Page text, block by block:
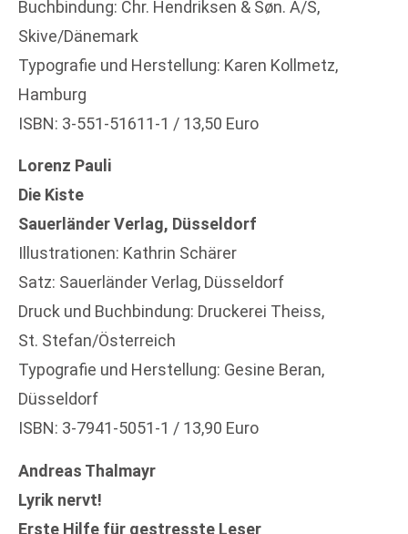
Buchbindung: Chr. Hendriksen & Søn. A/S,
Skive/Dänemark
Typografie und Herstellung: Karen Kollmetz,
Hamburg
ISBN: 3-551-51611-1 / 13,50 Euro
Lorenz Pauli
Die Kiste
Sauerländer Verlag, Düsseldorf
Illustrationen: Kathrin Schärer
Satz: Sauerländer Verlag, Düsseldorf
Druck und Buchbindung: Druckerei Theiss,
St. Stefan/Österreich
Typografie und Herstellung: Gesine Beran,
Düsseldorf
ISBN: 3-7941-5051-1 / 13,90 Euro
Andreas Thalmayr
Lyrik nervt!
Erste Hilfe für gestresste Leser